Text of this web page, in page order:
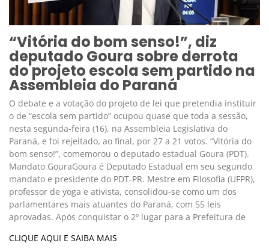
“Vitória do bom senso!”, diz
deputado Goura sobre derrota
do projeto escola sem partido na
Assembleia do Paraná
O debate e a votação do projeto de lei que pretendia instituir
o de “escola sem partido” ocupou quase que toda a sessão,
nesta segunda-feira (16), na Assembleia Legislativa do
Paraná, e foi rejeitado, ao final, por 27 a 21 votos. “Vitória do
bom senso!”, comemorou o deputado estadual Goura (PDT).
Mandato GouraGoura é Deputado Estadual em seu segundo
mandato e presidente do PDT-PR. Mestre em Filosofia (UFPR),
professor de yoga e ativista, consolidou-se como um dos
parlamentares mais atuantes do Paraná, com 55 leis
aprovadas. Após conquistar o 2º lugar para a Prefeitura de
CLIQUE AQUI E SAIBA MAIS